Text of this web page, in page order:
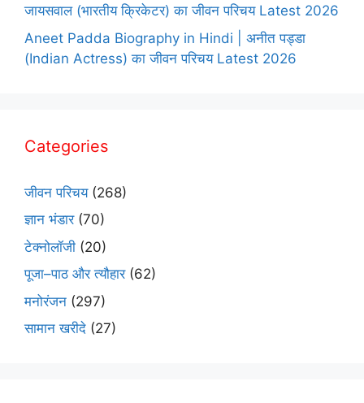
जायसवाल (भारतीय क्रिकेटर) का जीवन परिचय Latest 2026
Aneet Padda Biography in Hindi | अनीत पड्डा
(Indian Actress) का जीवन परिचय Latest 2026
Categories
जीवन परिचय(268)
ज्ञान भंडार(70)
टेक्नोलॉजी (20)
पूजा–पाठ और त्यौहार(62)
मनोरंजन (297)
सामान खरीदे (27)